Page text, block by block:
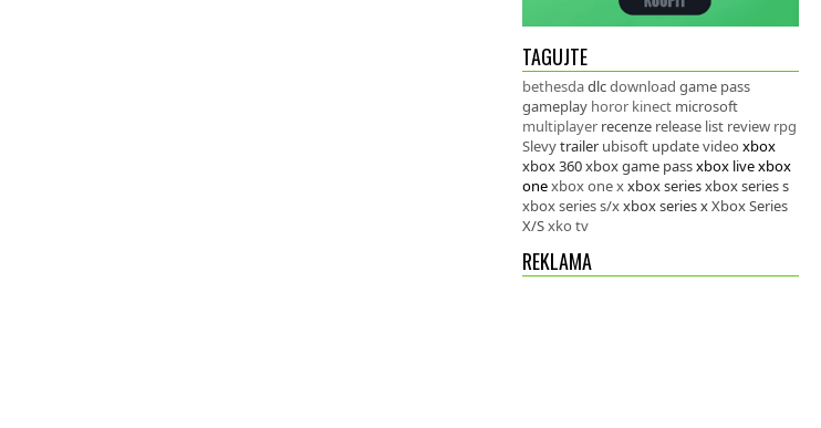
TAGUJTE
bethesdadlcdownload game pass
gameplay horor kinect microsoft
multiplayer recenze release list review rpg
Slevytrailer ubisoft updatevideo xbox
xbox 360xbox game passxbox livexbox
onexbox one xxbox seriesxbox series s
xbox series s/xxbox series xXbox Series
X/Sxko tv
REKLAMA